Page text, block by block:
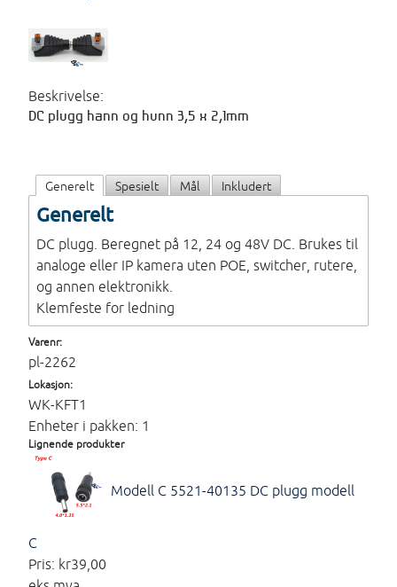
Beskrivelse:
DC plugg hann og hunn 3,5 x 2,1mm
Generelt Spesielt Mål Inkludert
Generelt
DC plugg. Beregnet på 12, 24 og 48V DC. Brukes til
analoge eller IP kamera uten POE, switcher, rutere,
og annen elektronikk.
Klemfeste for ledning
Varenr:
pl-2262
Lokasjon:
WK-KFT1
Enheter i pakken: 1
Lignende produkter
Modell C 5521-40135 DC plugg modell
C
Pris: kr39,00